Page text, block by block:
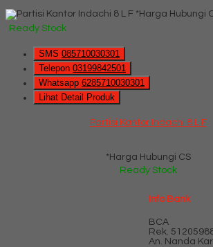
*Harga Hubungi
Ready Stock
SMS 085710030301
Telepon 03199842501
Whatsapp 6285710030301
Lihat Detail Produk
Partisi Kantor Indachi 8 L F
*Harga Hubungi CS
Ready Stock
Info Bank
BCA
Rek.
An. Nanda